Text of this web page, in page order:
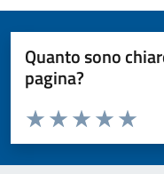
Quanto sono
pagina?
Valuta da 1 a 5 stelle la
Valuta
Valuta 4
Valuta 3 stelle
Valuta 2 stelle su 5
Valuta 1 stelle su 5